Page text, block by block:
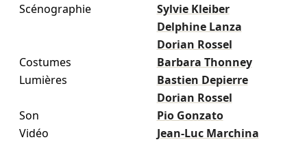
Scénographie
Sylvie Kleiber
Delphine Lanza
Dorian Rossel
Costumes
Barbara Thonney
Lumières
Bastien Depierre
Dorian Rossel
Son
Pio Gonzato
Vidéo
Jean-Luc Marchina